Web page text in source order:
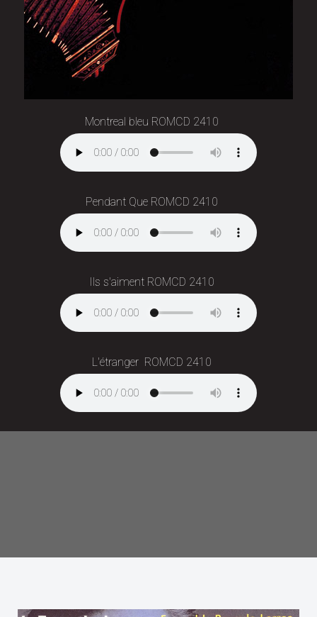
Montreal bleu ROMCD 2410
Pendant Que ROMCD 2410
Ils s'aiment ROMCD 2410
L'étranger ROMCD 2410